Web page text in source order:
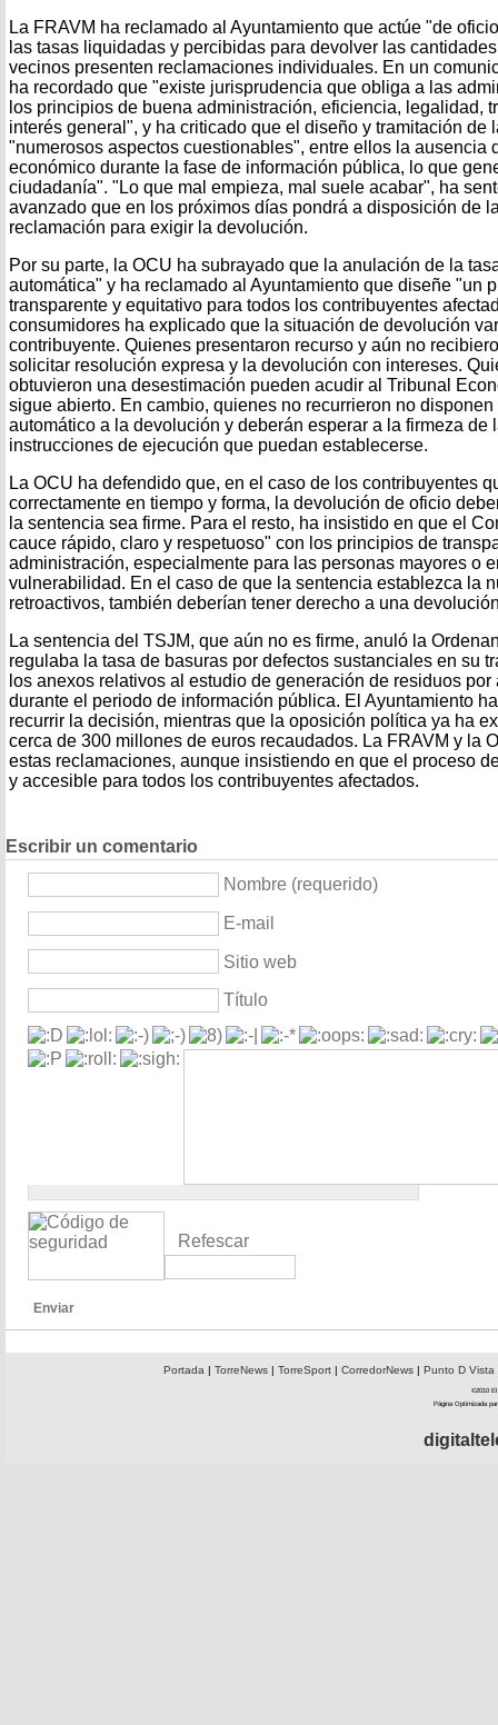
La FRAVM ha reclamado al Ayuntamiento que actúe "de
las tasas liquidadas y percibidas para devolver las
vecinos presenten reclamaciones individuales. En un
ha recordado que "existe jurisprudencia que obliga a las
los principios de buena administración, eficiencia, legalidad,
interés general", y ha criticado que el diseño y tramitación de
"numerosos aspectos cuestionables", entre ellos la ausencia
económico durante la fase de información pública, lo que
ciudadanía". "Lo que mal empieza, mal suele acabar", ha
avanzado que en los próximos días pondrá a disposición de
reclamación para exigir la devolución.
Por su parte, la OCU ha subrayado que la anulación de la
automática" y ha reclamado al Ayuntamiento que diseñe "un
transparente y equitativo para todos los contribuyentes
consumidores ha explicado que la situación de devolución
contribuyente. Quienes presentaron recurso y aún no
solicitar resolución expresa y la devolución con intereses.
obtuvieron una desestimación pueden acudir al Tribunal
sigue abierto. En cambio, quienes no recurrieron no
automático a la devolución y deberán esperar a la firmeza de
instrucciones de ejecución que puedan establecerse.
La OCU ha defendido que, en el caso de los contribuyentes
correctamente en tiempo y forma, la devolución de oficio
la sentencia sea firme. Para el resto, ha insistido en que el
cauce rápido, claro y respetuoso" con los principios de
administración, especialmente para las personas mayores o
vulnerabilidad. En el caso de que la sentencia establezca la
retroactivos, también deberían tener derecho a una
La sentencia del TSJM, que aún no es firme, anuló la
regulaba la tasa de basuras por defectos sustanciales en su
los anexos relativos al estudio de generación de residuos
durante el periodo de información pública. El Ayuntamiento
recurrir la decisión, mientras que la oposición política ya ha
cerca de 300 millones de euros recaudados. La FRAVM y la
estas reclamaciones, aunque insistiendo en que el proceso
y accesible para todos los contribuyentes afectados.
Escribir un comentario
Nombre (requerido)
E-mail
Sitio web
Título
Refescar
Enviar
Portada| TorreNews| TorreSport| CorredorNews| Punto D Vista
©2010 El
Página Optimizada